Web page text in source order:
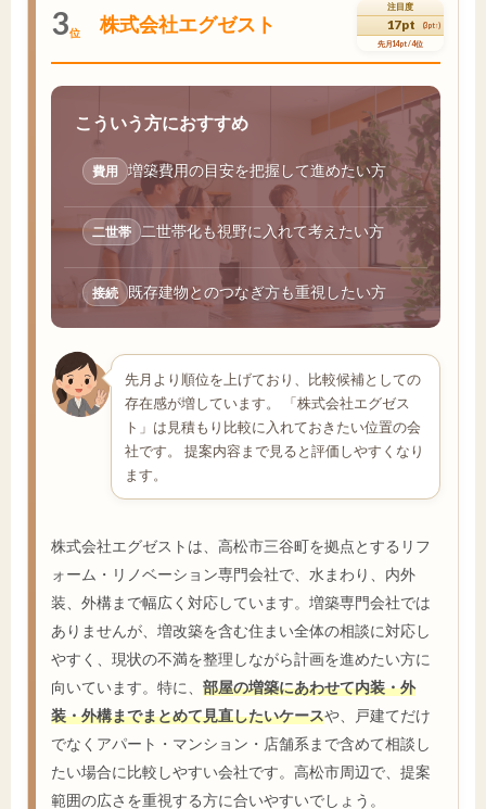
3位 株式会社エグゼスト
注目度
17pt (3pt↑)
先月14pt / 4位
こういう方におすすめ
費用 増築費用の目安を把握して進めたい方
二世帯 二世帯化も視野に入れて考えたい方
接続 既存建物とのつなぎ方も重視したい方
先月より順位を上げており、比較候補としての
存在感が増しています。 「株式会社エグゼス
ト」は見積もり比較に入れておきたい位置の会
社です。 提案内容まで見ると評価しやすくなり
ます。
株式会社エグゼストは、高松市三谷町を拠点とするリフ
ォーム・リノベーション専門会社で、水まわり、内外
装、外構まで幅広く対応しています。増築専門会社では
ありませんが、増改築を含む住まい全体の相談に対応し
やすく、現状の不満を整理しながら計画を進めたい方に
向いています。特に、 部屋の増築にあわせて内装・外
装・外構までまとめて見直したいケースや、戸建てだけ
でなくアパート・マンション・店舗系まで含めて相談し
たい場合に比較しやすい会社です。高松市周辺で、提案
範囲の広さを重視する方に合いやすいでしょう。